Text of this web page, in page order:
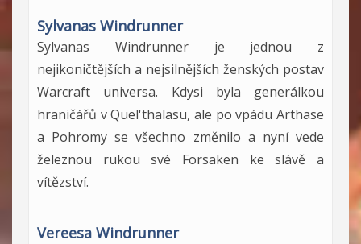
Sylvanas Windrunner
Sylvanas Windrunner je jednou z
nejikoničtějších a nejsilnějších ženských postav
Warcraft universa. Kdysi byla generálkou
hraničářů v Quel'thalasu, ale po vpádu Arthase
a Pohromy se všechno změnilo a nyní vede
železnou rukou své Forsaken ke slávě a
vítězství.
Vereesa Windrunner